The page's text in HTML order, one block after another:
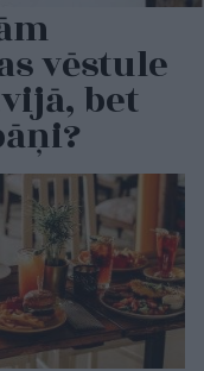
vēstule
bet